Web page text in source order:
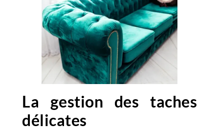
La gestion des taches
délicates